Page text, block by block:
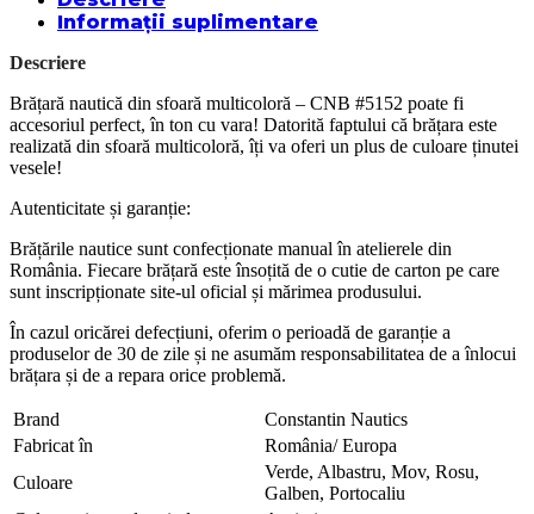
Informații suplimentare
Descriere
Brățară nautică din sfoară multicoloră – CNB #5152 poate fi
accesoriul perfect, în ton cu vara! Datorită faptului că brățara este
realizată din sfoară multicoloră, îți va oferi un plus de culoare ținutei
vesele!
Autenticitate și garanție:
Brățările nautice sunt confecționate manual în atelierele din
România. Fiecare brățară este însoțită de o cutie de carton pe care
sunt inscripționate site-ul oficial și mărimea produsului.
În cazul oricărei defecțiuni, oferim o perioadă de garanție a
produselor de 30 de zile și ne asumăm responsabilitatea de a înlocui
brățara și de a repara orice problemă.
Brand
Constantin Nautics
Fabricat în
România/ Europa
Culoare
Verde, Albastru, Mov, Rosu,
Galben, Portocaliu